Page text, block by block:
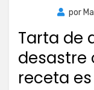
por
Tarta de
desastre
receta es